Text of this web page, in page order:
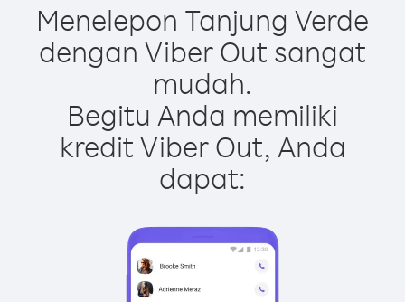
Menelepon Tanjung Verde
dengan Viber Out sangat
mudah.
Begitu Anda memiliki
kredit Viber Out, Anda
dapat: